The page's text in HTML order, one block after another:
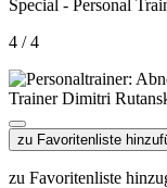
4 / 4
zu Favoritenliste
zu Favoritenliste